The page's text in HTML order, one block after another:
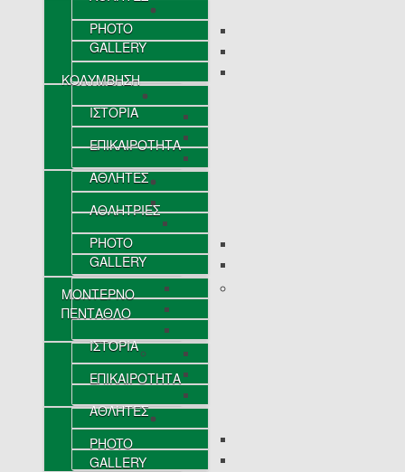
PHOTO
GALLERY
ΚΟΛΥΜΒΗΣΗ
ΙΣΤΟΡΙΑ
ΕΠΙΚΑΙΡΟΤΗΤΑ
ΑΘΛΗΤΕΣ
ΑΘΛΗΤΡΙΕΣ
PHOTO
GALLERY
ΜΟΝΤΕΡΝΟ
ΠΕΝΤΑΘΛΟ
ΙΣΤΟΡΙΑ
ΕΠΙΚΑΙΡΟΤΗΤΑ
ΑΘΛΗΤΕΣ
PHOTO
GALLERY